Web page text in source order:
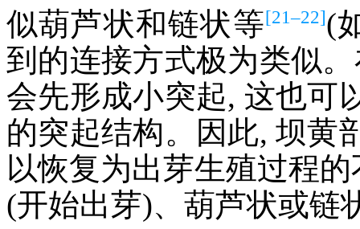
似葫芦状和链状等[21–22](
到的连接方式极为类似
会先形成小突起, 这也可
的突起结构。因此, 坝黄
以恢复为出芽生殖过程
(开始出芽)、葫芦状或链